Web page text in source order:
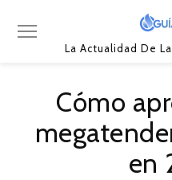
La Actualidad De
Cómo
en